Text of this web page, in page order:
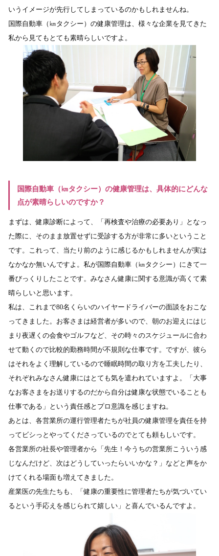
いうイメージが先行してしまっているのかもしれませんね。
国際自動車（㎞タクシー）の健康管理は、様々な企業を見てきた
私から見てもとても素晴らしいですよ。
国際自動車（㎞タクシー）の健康管理は、具体的にどんな
点が素晴らしいのですか？
まずは、健康診断によって、「再検査や治療の必要あり」となっ
た際に、そのまま放置せずに受診する方が非常に多いということ
です。これって、当たり前のように感じるかもしれませんが実は
なかなか無いんですよ。私が国際自動車（㎞タクシー）にきて一
番びっくりしたことです。みなさん健康に関する意識が高くて素
晴らしいと思います。
私は、これまで80名くらいのハイヤードライバーの面談をおこな
ってきました。お客さまは経営者が多いので、朝のお迎えにはじ
まり夜遅くの会食やゴルフなど、その時々のスケジュールに合わ
せて動くので比較的勤務時間が不規則な仕事です。ですが、彼ら
はそれをよく理解しているので睡眠時間の取り方を工夫したり、
それぞれみなさん健康にはとても気を遣われていますよ。「大事
なお客さまをお送りするのだから自分は健康な状態でいることも
仕事である」という責任感とプロ意識を感じますね。
あとは、各営業所の運行管理者たちが社員の健康管理を責任を持
ってビシっとやってくださっているのでとても頼もしいです。
各営業所の社長や管理者から「先生！今うちの営業所こういう感
じなんだけど、次はどうしていったらいいかな？」などと声をか
けてくれる場面も増えてきました。
産業医の先生たちも、「健康の重要性に管理者たちが気づいてい
るという手応えを感じられて嬉しい」と喜んでいるんですよ。